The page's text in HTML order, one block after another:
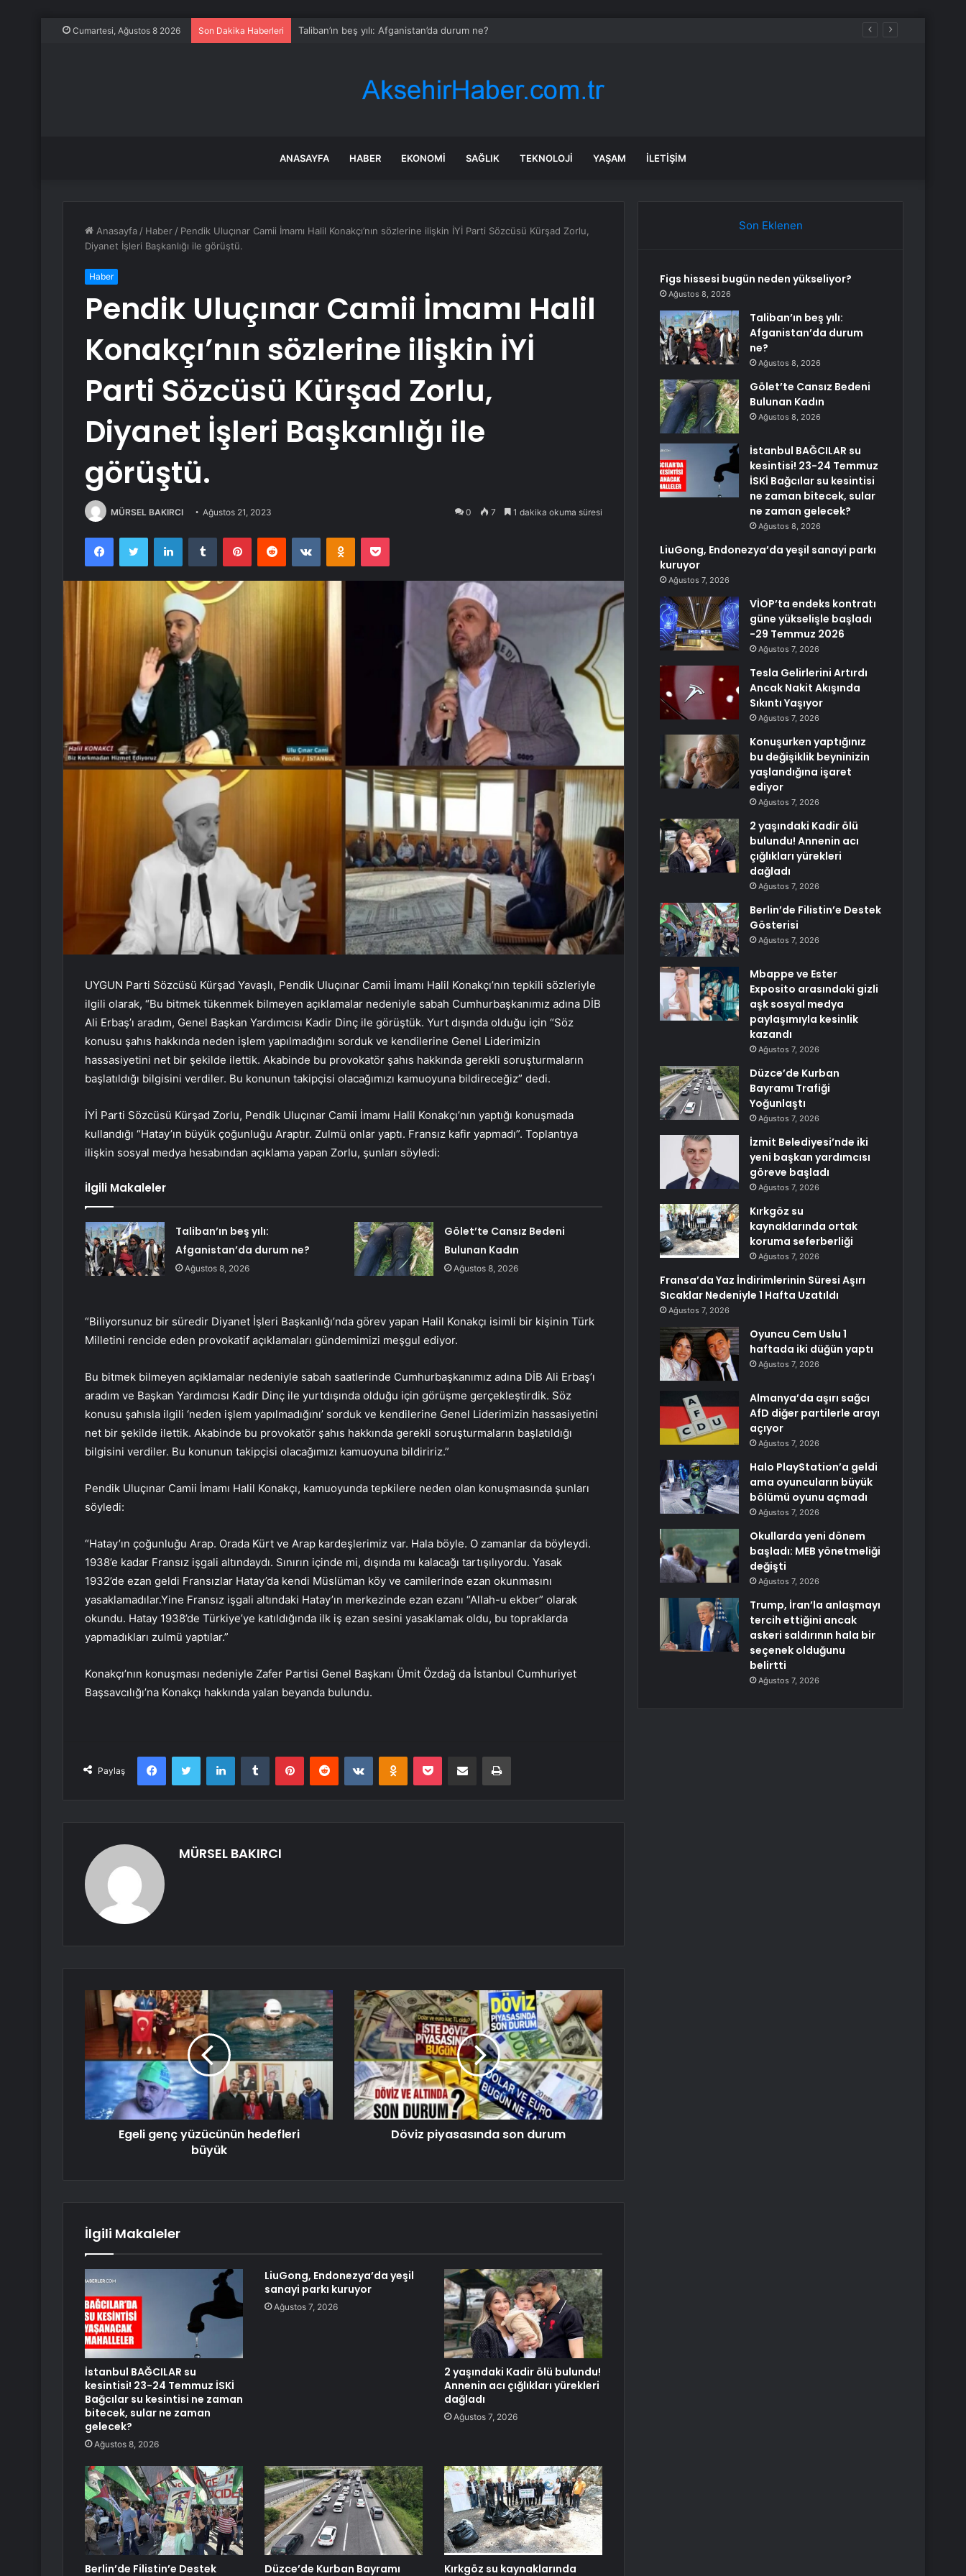
Cumartesi, Ağustos 8 2026 Son Dakika Haberleri Taliban’ın beş yılı: Afganistan’da durum ne?
ANASAYFA HABER EKONOMI SAĞLIK TEKNOLOJI YAŞAM İLETIŞIM
Anasayfa / Haber / Pendik Uluçınar Camii İmamı Halil Konakçı’nın sözlerine ilişkin İYİ Parti Sözcüsü Kürşad Zorlu,
Diyanet İşleri Başkanlığı ile görüştü.
Haber
Pendik Uluçınar Camii İmamı Halil
Konakçı’nın sözlerine ilişkin İYİ
Parti Sözcüsü Kürşad Zorlu,
Diyanet İşleri Başkanlığı ile
görüştü.
MÜRSEL BAKIRCI Ağustos 21, 2023 0 7 1 dakika okuma süresi
FacebookTwitter LinkedInTumblr PinterestReddit VKontakteOdnoklassniki
Pocket
UYGUN Parti Sözcüsü Kürşad Yavaşlı, Pendik Uluçınar Camii İmamı Halil Konakçı’nın tepkili sözleriyle
ilgili olarak, “Bu bitmek tükenmek bilmeyen açıklamalar nedeniyle sabah Cumhurbaşkanımız adına DİB
Ali Erbaş’ı aradım, Genel Başkan Yardımcısı Kadir Dinç ile görüştük. Yurt dışında olduğu için “Söz
konusu şahıs hakkında neden işlem yapılmadığını sorduk ve kendilerine Genel Liderimizin
hassasiyetini net bir şekilde ilettik. Akabinde bu provokatör şahıs hakkında gerekli soruşturmaların
başlatıldığı bilgisini verdiler. Bu konunun takipçisi olacağımızı kamuoyuna bildireceğiz” dedi.
İYİ Parti Sözcüsü Kürşad Zorlu, Pendik Uluçınar Camii İmamı Halil Konakçı’nın yaptığı konuşmada
kullandığı “Hatay’ın büyük çoğunluğu Araptır. Zulmü onlar yaptı. Fransız kafir yapmadı”. Toplantıya
ilişkin sosyal medya hesabından açıklama yapan Zorlu, şunları söyledi:
İlgili Makaleler
Taliban’ın beş yılı:
Afganistan’da durum ne?
Ağustos 8, 2026
Gölet’te Cansız Bedeni
Bulunan Kadın
Ağustos 8, 2026
“Biliyorsunuz bir süredir Diyanet İşleri Başkanlığı’nda görev yapan Halil Konakçı isimli bir kişinin Türk
Milletini rencide eden provokatif açıklamaları gündemimizi meşgul ediyor.
Bu bitmek bilmeyen açıklamalar nedeniyle sabah saatlerinde Cumhurbaşkanımız adına DİB Ali Erbaş’ı
aradım ve Başkan Yardımcısı Kadir Dinç ile yurtdışında olduğu için görüşme gerçekleştirdik. Söz
konusu şahısla ilgili ‘neden işlem yapılmadığını’ sorduk ve kendilerine Genel Liderimizin hassasiyetini
net bir şekilde ilettik. Akabinde bu provokatör şahıs hakkında gerekli soruşturmaların başlatıldığı
bilgisini verdiler. Bu konunun takipçisi olacağımızı kamuoyuna bildiririz.”
Pendik Uluçınar Camii İmamı Halil Konakçı, kamuoyunda tepkilere neden olan konuşmasında şunları
söyledi:
“Hatay’ın çoğunluğu Arap. Orada Kürt ve Arap kardeşlerimiz var. Hala böyle. O zamanlar da böyleydi.
1938’e kadar Fransız işgali altındaydı. Sınırın içinde mi, dışında mı kalacağı tartışılıyordu. Yasak
1932’de ezan geldi Fransızlar Hatay’da kendi Müslüman köy ve camilerinde ezan okunmasını
yasaklamadılar.Yine Fransız işgali altındaki Hatay’ın merkezinde ezan ezanı “Allah-u ekber” olarak
okundu. Hatay 1938’de Türkiye’ye katıldığında ilk iş ezan sesini yasaklamak oldu, bu topraklarda
yapmadıkları zulmü yaptılar.”
Konakçı’nın konuşması nedeniyle Zafer Partisi Genel Başkanı Ümit Özdağ da İstanbul Cumhuriyet
Başsavcılığı’na Konakçı hakkında yalan beyanda bulundu.
Paylaş
FacebookTwitter LinkedInTumblr PinterestReddit VKontakteOdnoklassniki
Pocket E-Posta ile paylaş Yazdır
MÜRSEL BAKIRCI
Egeli genç yüzücünün hedefleri
büyük
Döviz piyasasında son durum
İlgili Makaleler
İstanbul BAĞCILAR su
kesintisi! 23-24 Temmuz İSKİ
Bağcılar su kesintisi ne zaman
bitecek, sular ne zaman
gelecek?
Ağustos 8, 2026
LiuGong, Endonezya’da yeşil
sanayi parkı kuruyor
Ağustos 7, 2026
2 yaşındaki Kadir ölü bulundu!
Annenin acı çığlıkları yürekleri
dağladı
Ağustos 7, 2026
Berlin’de Filistin’e Destek
Düzce’de Kurban Bayramı
Kırkgöz su kaynaklarında
Son Eklenen
Figs hissesi bugün neden yükseliyor?
Ağustos 8, 2026
Taliban’ın beş yılı:
Afganistan’da durum
ne?
Ağustos 8, 2026
Gölet’te Cansız Bedeni
Bulunan Kadın
Ağustos 8, 2026
İstanbul BAĞCILAR su
kesintisi! 23-24 Temmuz
İSKİ Bağcılar su kesintisi
ne zaman bitecek, sular
ne zaman gelecek?
Ağustos 8, 2026
LiuGong, Endonezya’da yeşil sanayi parkı
kuruyor
Ağustos 7, 2026
VİOP’ta endeks kontratı
güne yükselişle başladı
-29 Temmuz 2026
Ağustos 7, 2026
Tesla Gelirlerini Artırdı
Ancak Nakit Akışında
Sıkıntı Yaşıyor
Ağustos 7, 2026
Konuşurken yaptığınız
bu değişiklik beyninizin
yaşlandığına işaret
ediyor
Ağustos 7, 2026
2 yaşındaki Kadir ölü
bulundu! Annenin acı
çığlıkları yürekleri
dağladı
Ağustos 7, 2026
Berlin’de Filistin’e Destek
Gösterisi
Ağustos 7, 2026
Mbappe ve Ester
Exposito arasındaki gizli
aşk sosyal medya
paylaşımıyla kesinlik
kazandı
Ağustos 7, 2026
Düzce’de Kurban
Bayramı Trafiği
Yoğunlaştı
Ağustos 7, 2026
İzmit Belediyesi’nde iki
yeni başkan yardımcısı
göreve başladı
Ağustos 7, 2026
Kırkgöz su
kaynaklarında ortak
koruma seferberliği
Ağustos 7, 2026
Fransa’da Yaz İndirimlerinin Süresi Aşırı
Sıcaklar Nedeniyle 1 Hafta Uzatıldı
Ağustos 7, 2026
Oyuncu Cem Uslu 1
haftada iki düğün yaptı
Ağustos 7, 2026
Almanya’da aşırı sağcı
AfD diğer partilerle arayı
açıyor
Ağustos 7, 2026
Halo PlayStation’a geldi
ama oyuncuların büyük
bölümü oyunu açmadı
Ağustos 7, 2026
Okullarda yeni dönem
başladı: MEB yönetmeliği
değişti
Ağustos 7, 2026
Trump, İran’la anlaşmayı
tercih ettiğini ancak
askeri saldırının hala bir
seçenek olduğunu
belirtti
Ağustos 7, 2026